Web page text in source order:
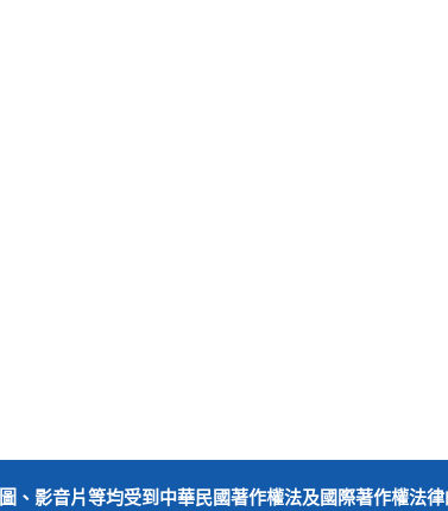
、影音片等均受到中華民國著作權法及國際著作權法